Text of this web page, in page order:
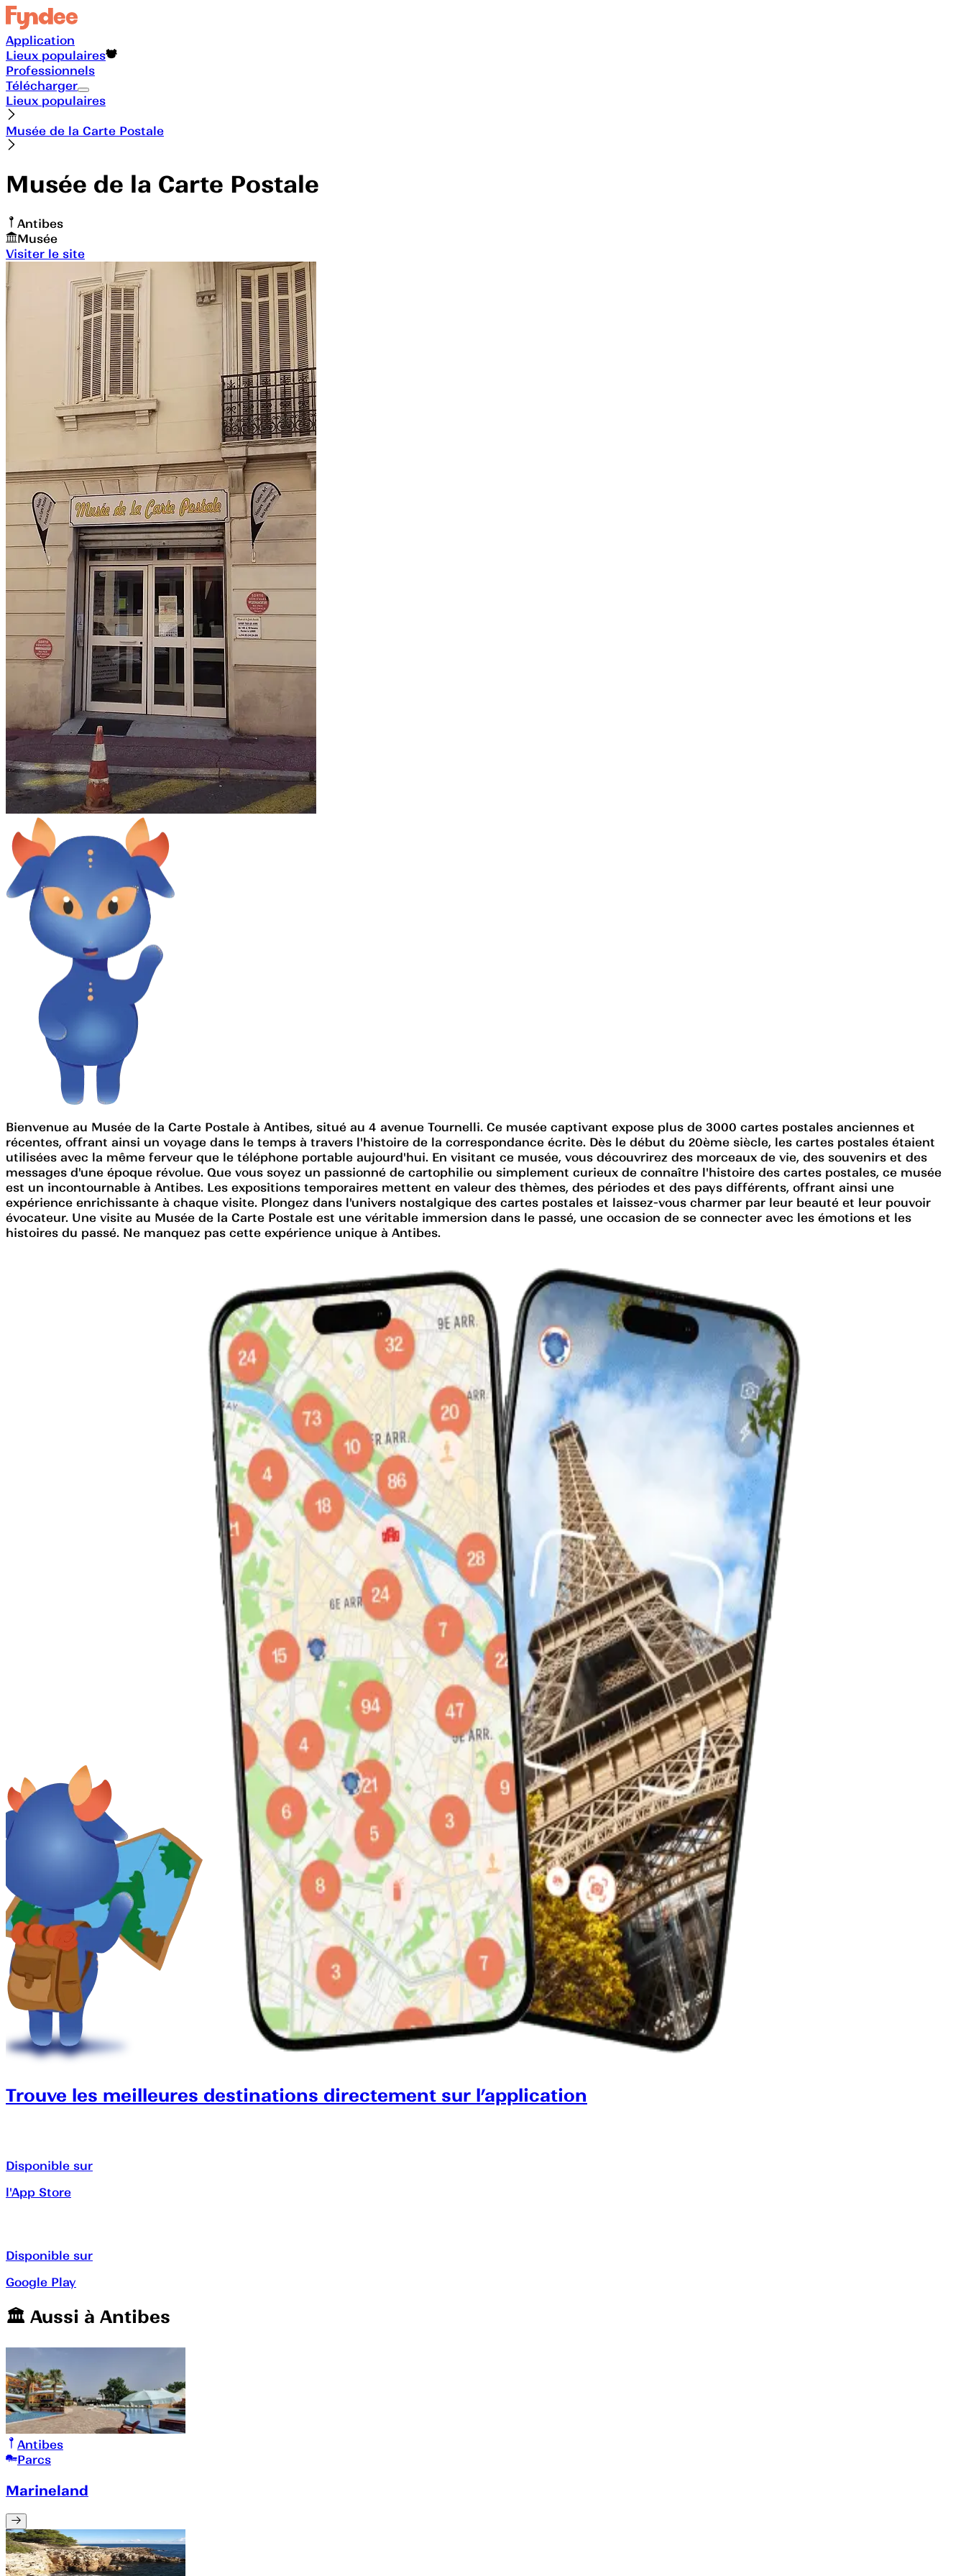
Application
Lieux populaires
Professionnels
Télécharger
Lieux populaires
Musée de la Carte Postale
Musée de la Carte Postale
Antibes
Musée
Visiter le site
Bienvenue au Musée de la Carte Postale à Antibes, situé au 4 avenue Tournelli. Ce musée captivant expose plus de 3000 cartes postales anciennes et
récentes, offrant ainsi un voyage dans le temps à travers l'histoire de la correspondance écrite. Dès le début du 20ème siècle, les cartes postales étaient
utilisées avec la même ferveur que le téléphone portable aujourd'hui. En visitant ce musée, vous découvrirez des morceaux de vie, des souvenirs et des
messages d'une époque révolue. Que vous soyez un passionné de cartophilie ou simplement curieux de connaître l'histoire des cartes postales, ce musée
est un incontournable à Antibes. Les expositions temporaires mettent en valeur des thèmes, des périodes et des pays différents, offrant ainsi une
expérience enrichissante à chaque visite. Plongez dans l'univers nostalgique des cartes postales et laissez-vous charmer par leur beauté et leur pouvoir
évocateur. Une visite au Musée de la Carte Postale est une véritable immersion dans le passé, une occasion de se connecter avec les émotions et les
histoires du passé. Ne manquez pas cette expérience unique à Antibes.
Trouve les meilleures destinations directement sur l’application
Disponible sur
l'App Store
Disponible sur
Google Play
🏛️️ Aussi à Antibes
Antibes
Parcs
Marineland